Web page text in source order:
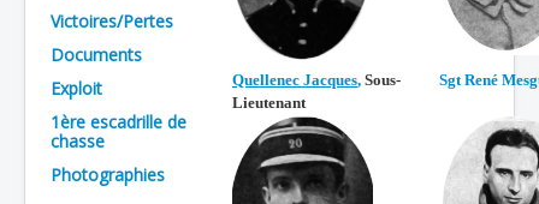
Batailles
Les As
Cahiers des As
Victoires/Pertes
Documents
Exploit
1ère escadrille de
chasse
Photographies
Quellenec Jacques, Sous-
Lieutenant
Sgt René